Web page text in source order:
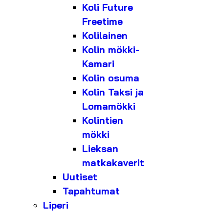
Koli Future
Freetime
Kolilainen
Kolin mökki-
Kamari
Kolin osuma
Kolin Taksi ja
Lomamökki
Kolintien
mökki
Lieksan
matkakaverit
Uutiset
Tapahtumat
Liperi